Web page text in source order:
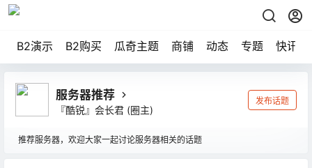
B2演示 B2购买 瓜奇主题 商铺 动态 专题 快讯
服务器推荐
『酷锐』会长君 (圈主)
发布话题
推荐服务器，欢迎大家一起讨论服务器相关的话题